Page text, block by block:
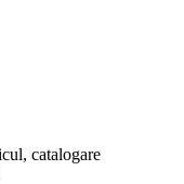
catalogare